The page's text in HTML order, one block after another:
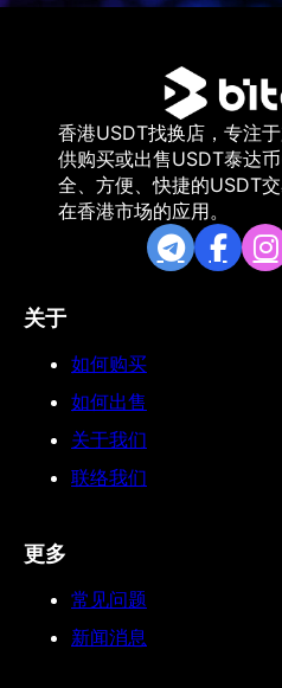
香港USDT找换店，专注
供购买或出售USDT泰达
全、方便、快捷的USDT
在香港市场的应用。
关于
如何购买
如何出售
关于我们
联络我们
更多
常见问题
新闻消息